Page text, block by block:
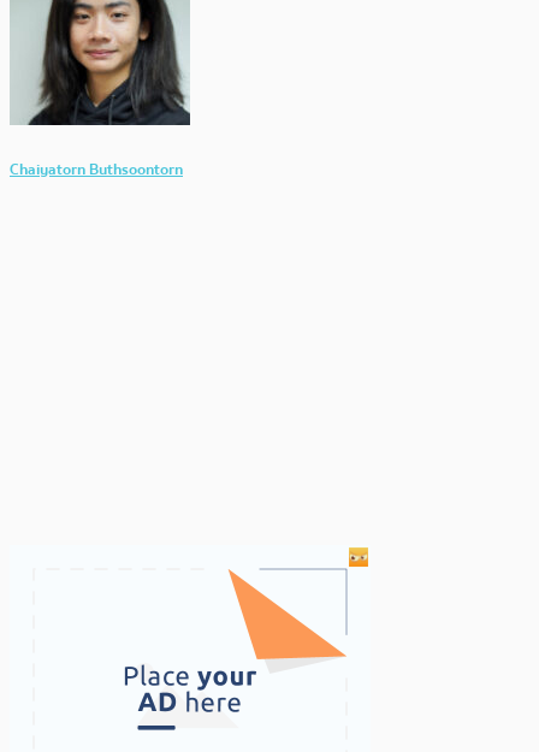
Chaiyatorn Buthsoontorn